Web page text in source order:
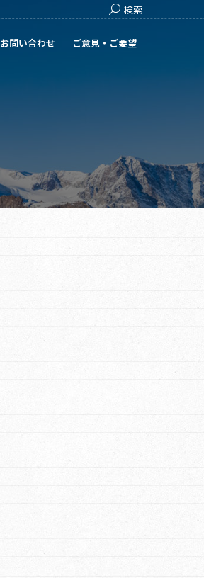
Search:
検索
お問い合わせ ご意見・ご要望